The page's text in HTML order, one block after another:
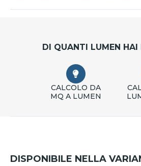
DI QUANTI LUMEN HAI
CALCOLO DA
MQ A LUMEN
DISPONIBILE NELLA